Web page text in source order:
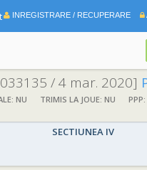
INREGISTRARE / RECUPERARE
/ 4 mar. 2020]
NU TRIMIS LA JOUE: NU
SECTIUNEA IV